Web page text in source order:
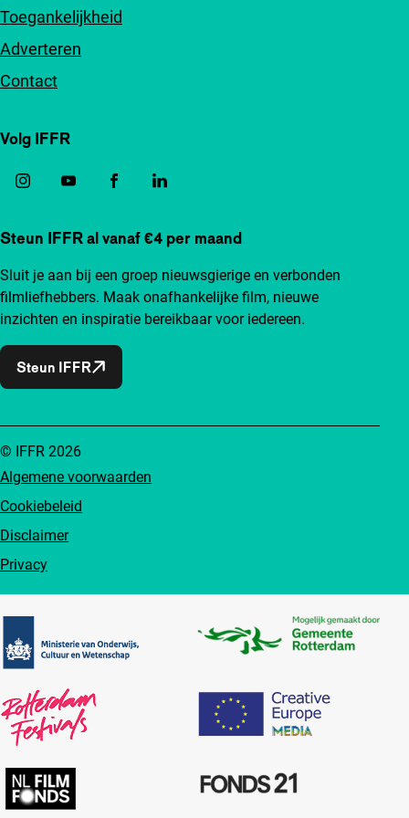
Toegankelijkheid
Adverteren
Contact
Volg IFFR
Steun IFFR al vanaf €4 per maand
Sluit je aan bij een groep nieuwsgierige en verbonden
filmliefhebbers. Maak onafhankelijke film, nieuwe
inzichten en inspiratie bereikbaar voor iedereen.
Steun IFFR
Algemene voorwaarden
Cookiebeleid
Disclaimer
Privacy
© IFFR 2026